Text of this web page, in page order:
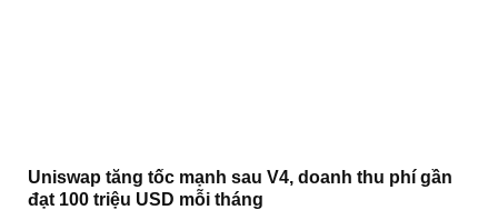
Uniswap tăng tốc mạnh sau V4, doanh thu phí gần
đạt 100 triệu USD mỗi tháng